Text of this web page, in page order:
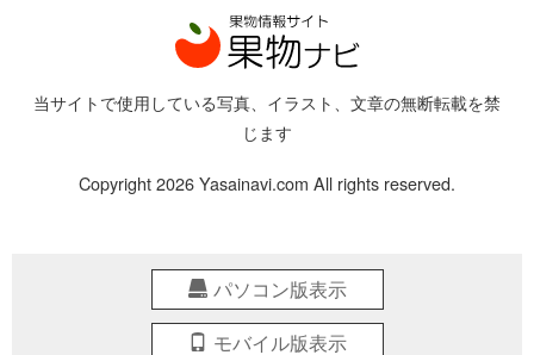
当サイトで使用している写真、イラスト、文章の無断転載を禁
じます
Copyright 2026 Yasainavi.com All rights reserved.
パソコン版表示
モバイル版表示